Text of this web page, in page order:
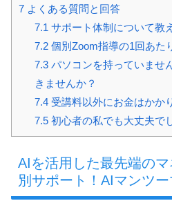
7 よくある質問と回答
7.1 サポート体制について教
7.2個別Zoom指導の1回あた
7.3パソコンを持っていませ
きませんか？
7.4受講料以外にお金はかか
7.5初心者の私でも大丈夫で
AIを活用した最先端の
別サポート！ AIマンツー